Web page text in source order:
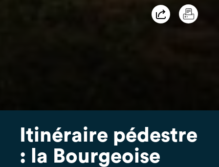
Itinéraire pédestre
: la Bourgeoise